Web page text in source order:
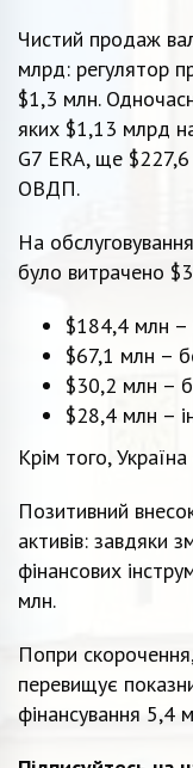
Чистий продаж
млрд: регулятор
$1,3 млн.
яких $1,13 млрд
G7 ERA, ще
ОВДП.
На
було витрачено
$184,4 млн
$67,1 млн –
$30,2 млн –
$28,4 млн –
Крім того,
Позитивний
активів: завдяки
фінансових
млн.
Попри
перевищує
фінансування 5,4